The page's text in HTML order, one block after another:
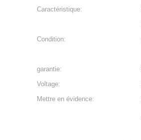
Caractéristique:
Condition:
garantie:
Voltage:
Mettre en évidence: